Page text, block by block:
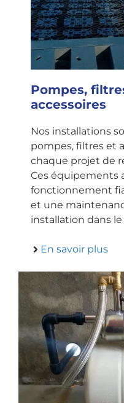
Pompes,
accessoires
Nos installations
pompes, filtres et
chaque projet de
Ces équipements
fonctionnement
et une
installation dans
En savoir plus